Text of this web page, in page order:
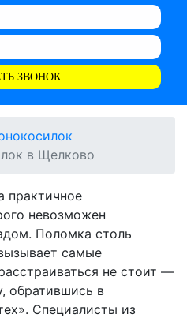
ЗВОНОК
в Щелково
практичное
невозможен
Поломка столь
самые
не стоит —
обратившись в
Специалисты из